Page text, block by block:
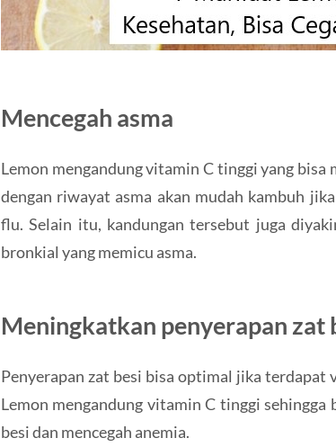
Mencegah asma
Lemon mengandung vitamin C tinggi yang bisa
dengan riwayat asma akan mudah kambuh
flu. Selain itu, kandungan tersebut juga
bronkial yang memicu asma.
Meningkatkan penyerapan zat
Penyerapan zat besi bisa optimal jika terdapat
Lemon mengandung vitamin C tinggi
besi dan mencegah anemia.